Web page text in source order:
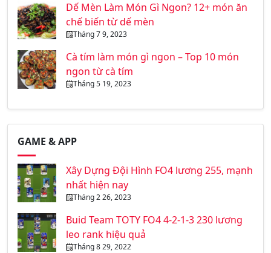
Dế Mèn Làm Món Gì Ngon? 12+ món ăn
chế biến từ dế mèn
Tháng 7 9, 2023
Cà tím làm món gì ngon – Top 10 món
ngon từ cà tím
Tháng 5 19, 2023
GAME & APP
Xây Dựng Đội Hình FO4 lương 255, mạnh
nhất hiện nay
Tháng 2 26, 2023
Buid Team TOTY FO4 4-2-1-3 230 lương
leo rank hiệu quả
Tháng 8 29, 2022